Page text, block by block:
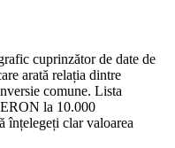
cuprinzător de date de
arată relația dintre
comune. Lista
la 10.000
înțelegeți clar valoarea